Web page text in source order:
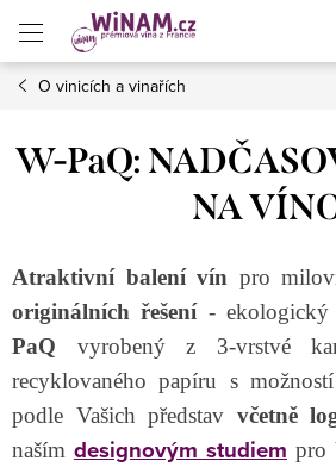
obsah
O vinicích a vinařích
W-PaQ:
NA
Atraktivní balení vín pro
originálních řešení-
PaQ vyrobený z 3-vrstvé
recyklovaného papíru s
podle Vašich představ včetně
naším designovým studiem pro